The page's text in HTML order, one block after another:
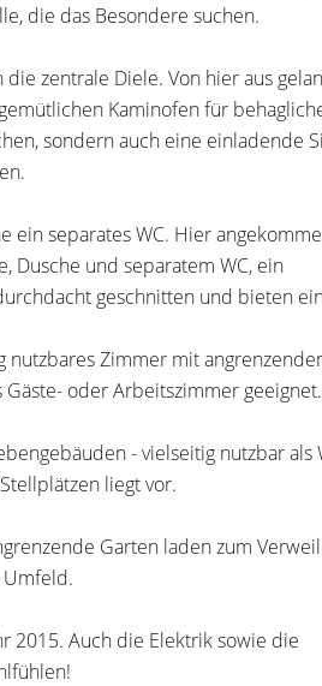
die das Besondere suchen.
zentrale Diele. Von hier aus
Kaminofen für
sondern auch eine einladende
ein separates WC. Hier
Dusche und separatem WC, ein
geschnitten und bieten
nutzbares Zimmer mit
oder Arbeitszimmer geeignet.
- vielseitig nutzbar als
liegt vor.
Garten laden zum
Umfeld.
2015. Auch die Elektrik sowie die